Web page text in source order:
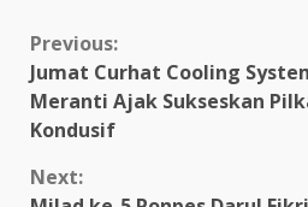
Continue
Reading
Previous:
Jumat Curhat Cooling
Meranti Ajak Sukseskan
Kondusif
Next: